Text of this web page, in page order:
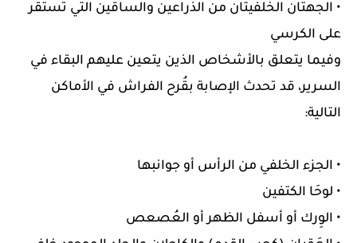
• الجهتان الخلفيتان من الذراعين والساقين التي تستقر
على الكرسي
وفيما يتعلق بالأشخاص الذين يتعين عليهم البقاء في
السرير، قد تحدث الإصابة بقُرح الفراش في الأماكن
التالية:
• الجزء الخلفي من الرأس أو جوانبها
• لوحَا الكتفين
• الوِرك أو أسفل الظهر أو العُصعص